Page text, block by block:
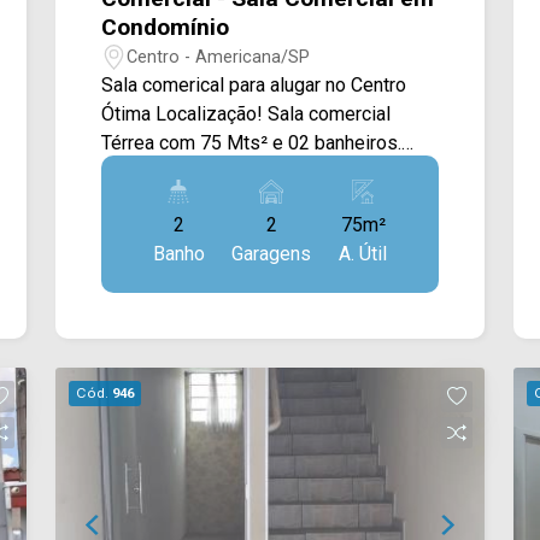
Condomínio
Centro - Americana/SP
Sala comerical para alugar no Centro
Ótima Localização! Sala comercial
Térrea com 75 Mts² e 02 banheiros.
Acabamento em piso frio. Condomínio
por conta do proprietário!
2
Banho
2
Garagens
75m²
A. Útil
Cód. 946